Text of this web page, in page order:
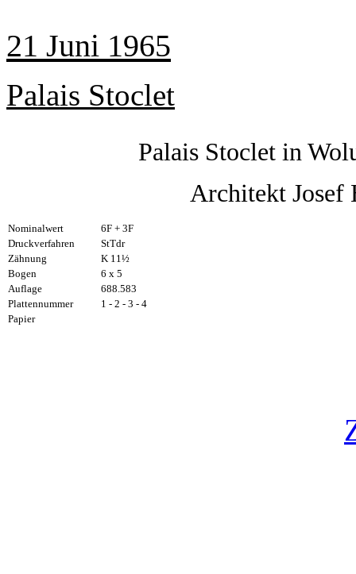
21 Juni 1965
Palais Stoclet
Palais Stoclet in
Architekt Josef
Nominalwert
6F + 3F
Druckverfahren
StTdr
Zähnung
K 11½
Bogen
6 x 5
Auflage
688.583
Plattennummer
1 - 2 - 3 - 4
Papier